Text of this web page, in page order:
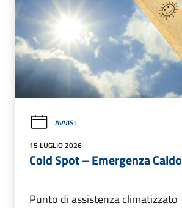
AVVISI
15 LUGLIO 2026
Cold Spot – Emergenza Caldo
Punto di assistenza climatizzato